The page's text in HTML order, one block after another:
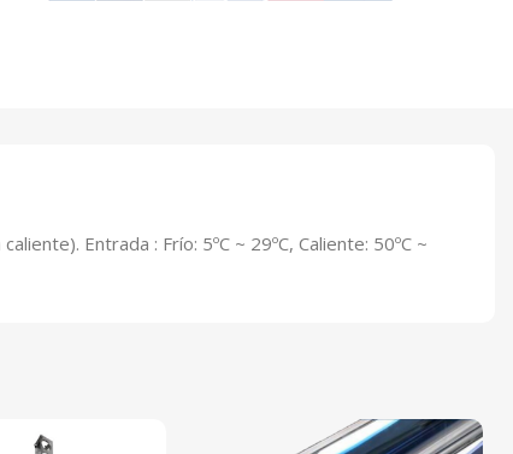
Entrada : Frío: 5ºC ~ 29ºC, Caliente: 50ºC ~